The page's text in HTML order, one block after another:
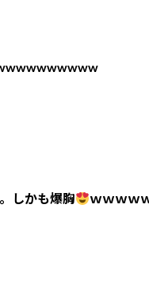
しかも爆胸 ｗｗｗｗ